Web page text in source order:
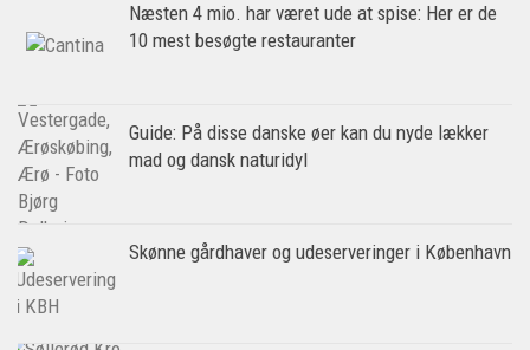
Næsten 4 mio. har været ude at spise: Her er de
10 mest besøgte restauranter
Guide: På disse danske øer kan du nyde lækker
mad og dansk naturidyl
Skønne gårdhaver og udeserveringer i København